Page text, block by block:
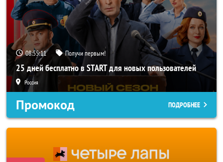
08:55:09 Получи первым!
25 дней бесплатно в START для новых пользователей
Россия
Промокод ПОДРОБНЕЕ